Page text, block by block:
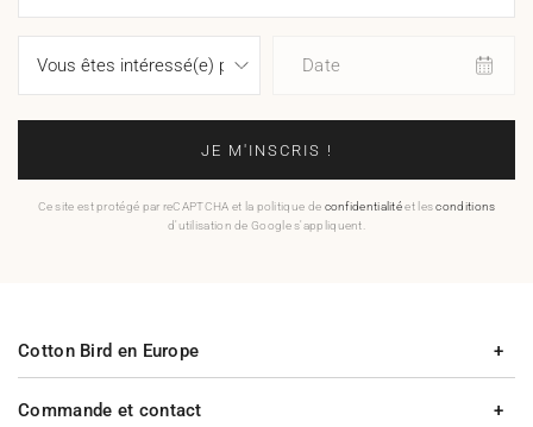
Date
JE M'INSCRIS !
Ce site est protégé par reCAPTCHA et la politique de confidentialitéet lesconditions
d'utilisation de Google s'appliquent.
Commande et contact
Cotton Bird en Europe